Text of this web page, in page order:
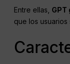
Entre ellas, GPT
que los